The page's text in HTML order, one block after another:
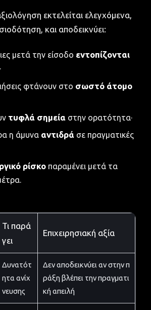
εκτελείται ελεγχόμενα,
και αποδεικνύει:
μετά την είσοδο εντοπίζονται
φτάνουν στο σωστό άτομο
τυφλά σημεία στην ορατότητα·
η άμυνα αντιδρά σε πραγματικές
ρίσκο παραμένει μετά τα
Τι παρά
γει
Επιχειρησιακή αξία
Δυνατότ
ητα ανίχ
νευσης
Δεν αποδεικνύει αν στην π
ράξη βλέπει την πραγματι
κή απειλή